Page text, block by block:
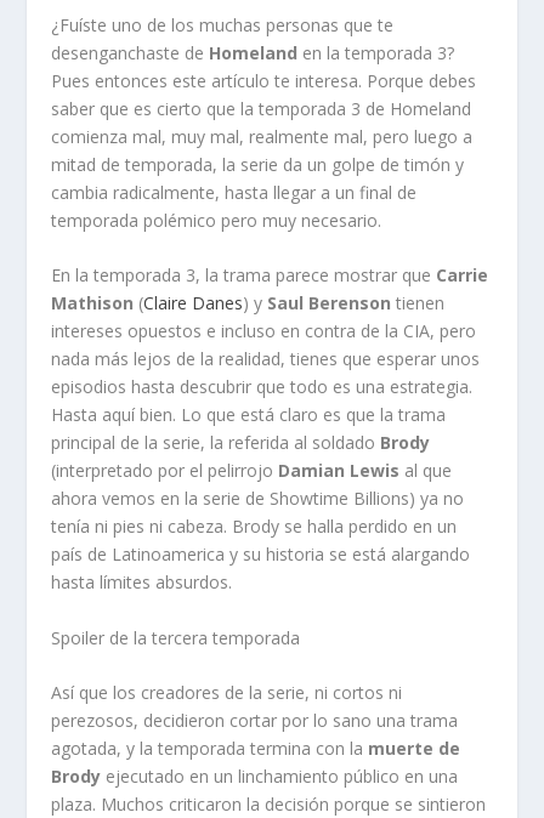
¿Fuíste uno de los muchas personas que te
desenganchaste de Homeland en la temporada 3?
Pues entonces este artículo te interesa. Porque debes
saber que es cierto que la temporada 3 de Homeland
comienza mal, muy mal, realmente mal, pero luego a
mitad de temporada, la serie da un golpe de timón y
cambia radicalmente, hasta llegar a un final de
temporada polémico pero muy necesario.
En la temporada 3, la trama parece mostrar que Carrie
Mathison (Claire Danes) y Saul Berenson tienen
intereses opuestos e incluso en contra de la CIA, pero
nada más lejos de la realidad, tienes que esperar unos
episodios hasta descubrir que todo es una estrategia.
Hasta aquí bien. Lo que está claro es que la trama
principal de la serie, la referida al soldado Brody
(interpretado por el pelirrojo Damian Lewis al que
ahora vemos en la serie de Showtime Billions) ya no
tenía ni pies ni cabeza. Brody se halla perdido en un
país de Latinoamerica y su historia se está alargando
hasta límites absurdos.
Spoiler de la tercera temporada
Así que los creadores de la serie, ni cortos ni
perezosos, decidieron cortar por lo sano una trama
agotada, y la temporada termina con la muerte de
Brody ejecutado en un linchamiento público en una
plaza. Muchos criticaron la decisión porque se sintieron